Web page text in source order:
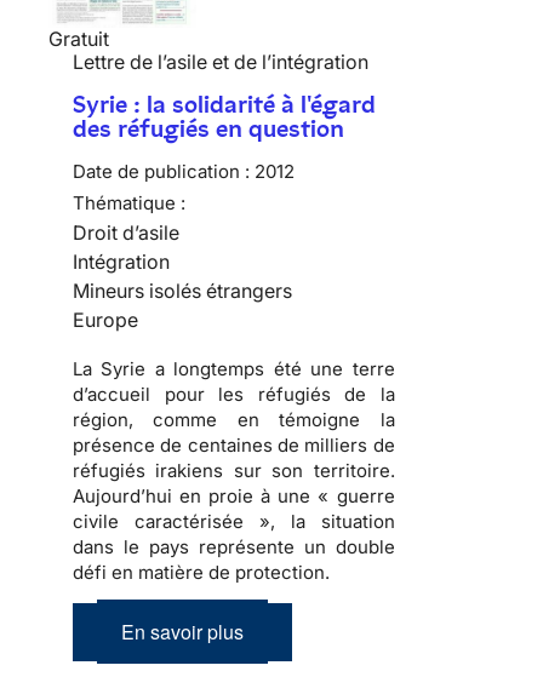
Gratuit
Lettre de l’asile et de l’intégration
Syrie : la solidarité à l'égard
des réfugiés en question
Date de publication : 2012
Thématique :
Droit d’asile
Intégration
Mineurs isolés étrangers
Europe
La Syrie a longtemps été une terre
d’accueil pour les réfugiés de la
région, comme en témoigne la
présence de centaines de milliers de
réfugiés irakiens sur son territoire.
Aujourd’hui en proie à une « guerre
civile caractérisée », la situation
dans le pays représente un double
défi en matière de protection.
En savoir plus